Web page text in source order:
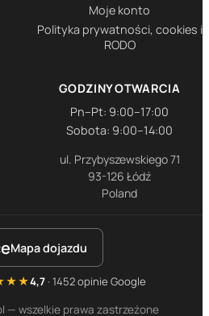
Moje konto
Polityka prywatności, cookies i
RODO
GODZINY OTWARCIA
Pn–Pt: 9:00–17:00
Sobota: 9:00–14:00
ul. Przybyszewskiego 71
93-126 Łódź
Poland
Mapa dojazdu
— wszelkie prawa zastrzeżone
4,7· 1452 opinie Google